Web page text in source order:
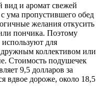
вид и аромат свежей
ума пропустившего обед
желания откусить
пончика. Поэтому
для
коллективом или
Стоимость подушечек
9,5 долларов за
вдвое дороже, около 18,5